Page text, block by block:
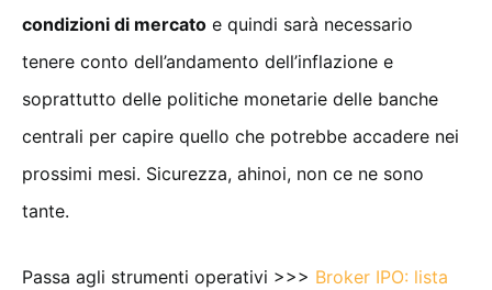
condizioni di mercato e quindi sarà necessario
tenere conto dell’andamento dell’inflazione e
soprattutto delle politiche monetarie delle banche
centrali per capire quello che potrebbe accadere nei
prossimi mesi. Sicurezza, ahinoi, non ce ne sono
tante.
Passa agli strumenti operativi >>> Broker IPO: lista